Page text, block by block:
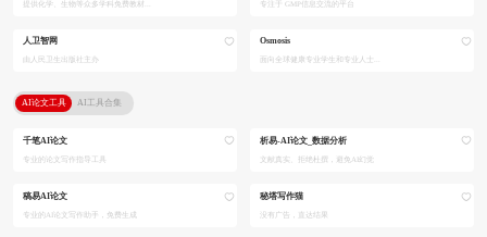
提供化学、生物等众多学科免费教材... 专注于 GMP信息交流的平台
人卫智网
由人民卫生出版社主办
Osmosis
面向全球健康专业学生和专业人士...
AI论文工具 AI工具合集
千笔AI论文
专业的论文写作指导工具
析易-AI论文_数据分析
文献真实、拒绝杜撰，避免AI幻觉
稿易AI论文
专业的AI论文写作助手，免费生成
秘塔写作猫
没有广告，直达结果